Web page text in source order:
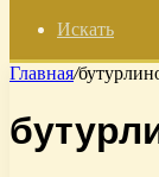
Искать
Главная/